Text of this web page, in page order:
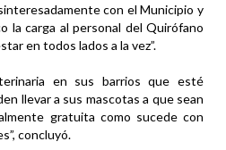
con el Municipio y
la carga al personal del Quirófano
en todos lados a la vez”.
en sus barrios que esté
llevar a sus mascotas a que sean
gratuita como sucede con
concluyó.